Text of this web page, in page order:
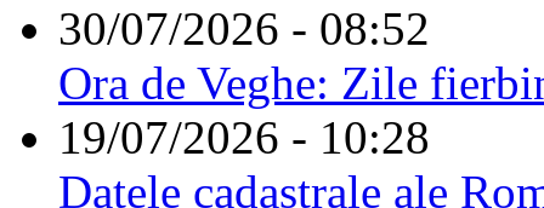
30/07/2026 - 08:52
Ora de Veghe: Zile
19/07/2026 - 10:28
Datele cadastrale ale